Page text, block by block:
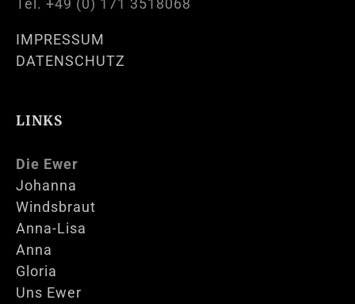
Tel. +49 (0) 171 3518068
IMPRESSUM
DATENSCHUTZ
LINKS
Die Ewer
Johanna
Windsbraut
Anna-Lisa
Anna
Gloria
Uns Ewer